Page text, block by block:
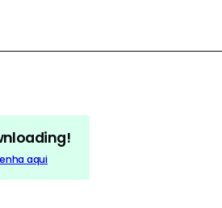
aqui